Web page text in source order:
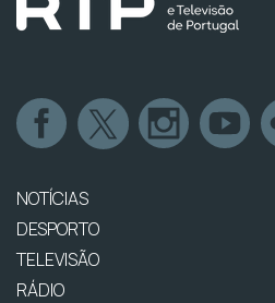
NOTÍCIAS
DESPORTO
TELEVISÃO
RÁDIO